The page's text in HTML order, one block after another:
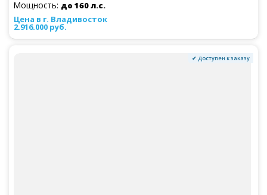
Мощность: до 160 л.с.
2.916.000 руб.
✔ Доступен к заказу